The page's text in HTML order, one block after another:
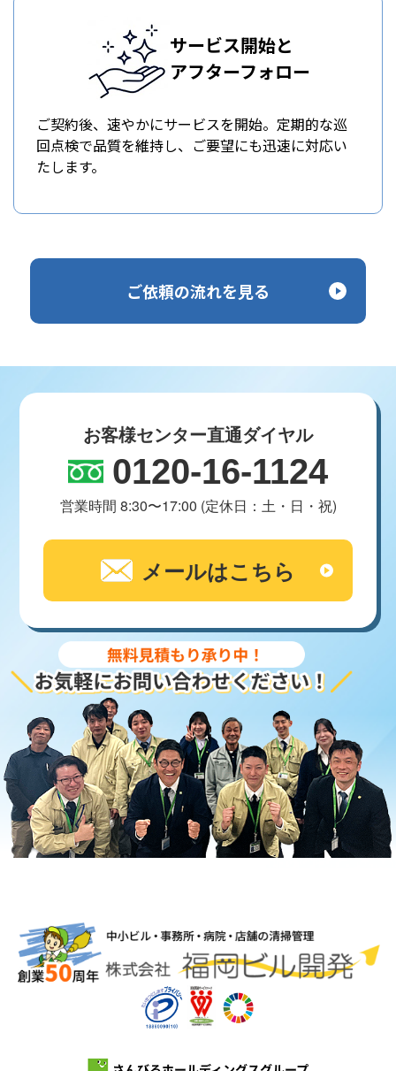
サービス開始と
アフターフォロー
ご契約後、速やかにサービスを開始。定期的な巡
回点検で品質を維持し、ご要望にも迅速に対応い
たします。
ご依頼の流れを見る
お客様センター直通ダイヤル
0120-16-1124
営業時間 8:30〜17:00 (定休日：土・日・祝)
メールはこちら